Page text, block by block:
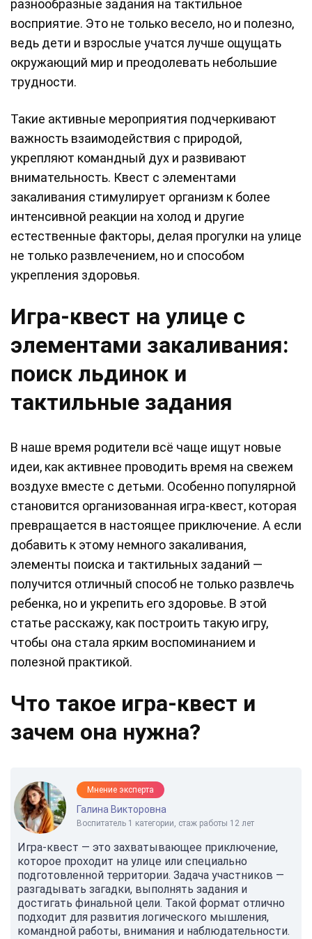
разнообразные задания на тактильное
восприятие. Это не только весело, но и полезно,
ведь дети и взрослые учатся лучше ощущать
окружающий мир и преодолевать небольшие
трудности.
Такие активные мероприятия подчеркивают
важность взаимодействия с природой,
укрепляют командный дух и развивают
внимательность. Квест с элементами
закаливания стимулирует организм к более
интенсивной реакции на холод и другие
естественные факторы, делая прогулки на улице
не только развлечением, но и способом
укрепления здоровья.
Игра-квест на улице с
элементами закаливания:
поиск льдинок и
тактильные задания
В наше время родители всё чаще ищут новые
идеи, как активнее проводить время на свежем
воздухе вместе с детьми. Особенно популярной
становится организованная игра-квест, которая
превращается в настоящее приключение. А если
добавить к этому немного закаливания,
элементы поиска и тактильных заданий —
получится отличный способ не только развлечь
ребенка, но и укрепить его здоровье. В этой
статье расскажу, как построить такую игру,
чтобы она стала ярким воспоминанием и
полезной практикой.
Что такое игра-квест и
зачем она нужна?
Мнение эксперта
Галина Викторовна
Воспитатель 1 категории, стаж работы 12 лет
Игра-квест — это захватывающее приключение,
которое проходит на улице или специально
подготовленной территории. Задача участников —
разгадывать загадки, выполнять задания и
достигать финальной цели. Такой формат отлично
подходит для развития логического мышления,
командной работы, внимания и наблюдательности.